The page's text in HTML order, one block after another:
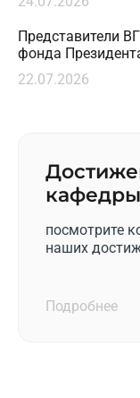
Представители
фонда
22.07.2026
посмотрите
наших
Подробнее